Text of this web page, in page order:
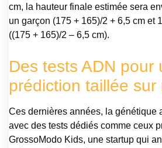
cm, la hauteur finale estimée sera
un garçon (175 + 165)/2 + 6,5 cm et
((175 + 165)/2 – 6,5 cm).
Des tests ADN pour
prédiction taillée sur
Ces dernières années, la génétique
avec des tests dédiés comme ceux
GrossoModo Kids, une startup qui